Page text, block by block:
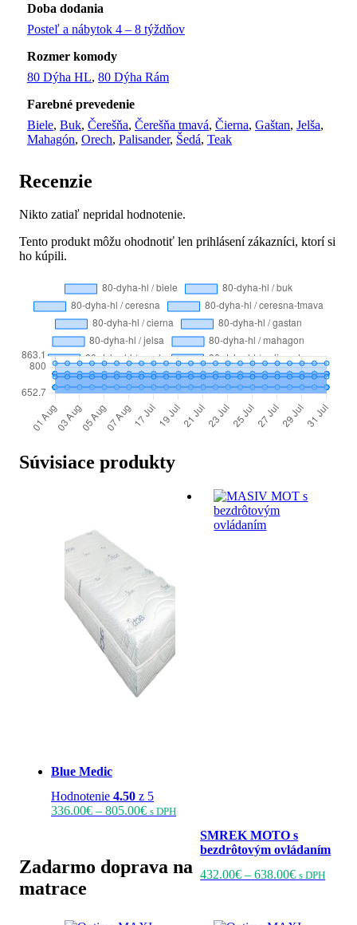
Doba dodania
Posteľ a nábytok 4 – 8 týždňov
Rozmer komody
80 Dýha HL, 80 Dýha Rám
Farebné prevedenie
Biele, Buk, Čerešňa, Čerešňa tmavá, Čierna, Gaštan, Jelša,
Mahagón, Orech, Palisander, Šedá, Teak
Recenzie
Nikto zatiaľ nepridal hodnotenie.
Tento produkt môžu ohodnotiť len prihlásení zákazníci, ktorí si
ho kúpili.
Súvisiace produkty
Blue Medic
Hodnotenie 4.50 z 5
336.00€ – 805.00€Price
805.00€
s DPHTento
viacero
variantov.
Možnosti
SMREK MOTO s
bezdrôtovým ovládaním
432.00€ – 638.00€Price
s DPHTento
Zadarmo doprava na
matrace